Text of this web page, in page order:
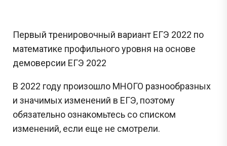
Первый тренировочный вариант ЕГЭ 2022 по
математике профильного уровня на основе
демоверсии ЕГЭ 2022
В 2022 году произошло МНОГО разнообразных
и значимых изменений в ЕГЭ, поэтому
обязательно ознакомьтесь со списком
изменений, если еще не смотрели.